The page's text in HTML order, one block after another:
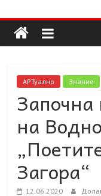
to
content
Долап
БГ
култура|
пътешествия|
мода|
събития|
кухня|
реклама|
минало|
АРТуално Знание
на
Загора“
12.06.2020